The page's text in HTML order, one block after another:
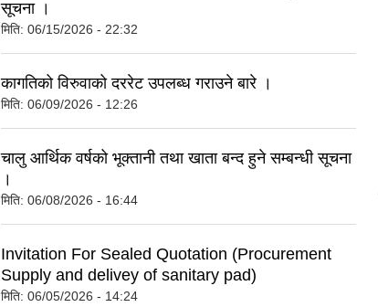
सूचना ।
मिति: 06/15/2026 - 22:32
कागतिको विरुवाको दररेट उपलब्ध गराउने बारे ।
मिति: 06/09/2026 - 12:26
चालु आर्थिक वर्षको भूक्तानी तथा खाता बन्द हुने सम्बन्धी सूचना
।
मिति: 06/08/2026 - 16:44
Invitation For Sealed Quotation (Procurement
Supply and delivey of sanitary pad)
मिति: 06/05/2026 - 14:24